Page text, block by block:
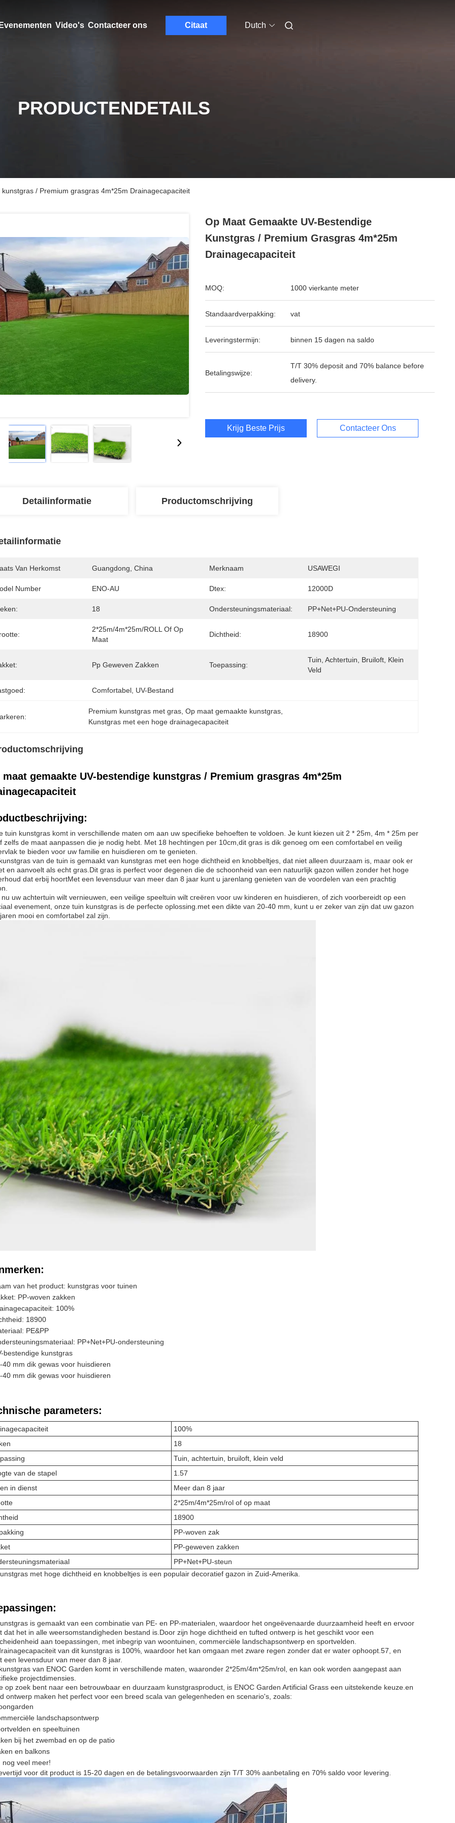
Video's Contacteer ons Citaat Dutch
PRODUCTENDETAILS
/ Premium grasgras 4m*25m Drainagecapaciteit
Op Maat Gemaakte UV-Bestendige
Kunstgras / Premium Grasgras 4m*25m
Drainagecapaciteit
MOQ: 1000 vierkante meter
Standaardverpakking: vat
Leveringstermijn: binnen 15 dagen na saldo
Betalingswijze:
T/T 30% deposit and 70% balance before
delivery.
Krijg Beste Prijs Contacteer Ons
Detailinformatie Productomschrijving
Van Herkomst Guangdong, China Merknaam USAWEGI
Number ENO-AU Dtex: 12000D
18 Ondersteuningsmateriaal: PP+Net+PU-Ondersteuning
2*25m/4m*25m/ROLL Of Op
Maat
Dichtheid: 18900
Pp Geweven Zakken Toepassing:
Tuin, Achtertuin, Bruiloft, Klein
Veld
Comfortabel, UV-Bestand
Premium kunstgras met gras , Op maat gemaakte kunstgras
Kunstgras met een hoge drainagecapaciteit
maat gemaakte UV-bestendige kunstgras / Premium grasgras 4m*25m
tuin kunstgras komt in verschillende maten om aan uw specifieke behoeften te voldoen. Je kunt kiezen uit 2 * 25m, 4m * 25m per
zelfs de maat aanpassen die je nodig hebt. Met 18 hechtingen per 10cm,dit gras is dik genoeg om een comfortabel en veilig
te bieden voor uw familie en huisdieren om te genieten.
van de tuin is gemaakt van kunstgras met een hoge dichtheid en knobbeltjes, dat niet alleen duurzaam is, maar ook er
en aanvoelt als echt gras.Dit gras is perfect voor degenen die de schoonheid van een natuurlijk gazon willen zonder het hoge
dat erbij hoortMet een levensduur van meer dan 8 jaar kunt u jarenlang genieten van de voordelen van een prachtig
uw achtertuin wilt vernieuwen, een veilige speeltuin wilt creëren voor uw kinderen en huisdieren, of zich voorbereidt op een
evenement, onze tuin kunstgras is de perfecte oplossing.met een dikte van 20-40 mm, kunt u er zeker van zijn dat uw gazon
mooi en comfortabel zal zijn.
van het product: kunstgras voor tuinen
PP-woven zakken
100%
18900
PE&PP
PP+Net+PU-ondersteuning
bestendige kunstgras
40 mm dik gewas voor huisdieren
40 mm dik gewas voor huisdieren
parameters:
100%
18
Tuin, achtertuin, bruiloft, klein veld
van de stapel
1.57
in dienst
Meer dan 8 jaar
2*25m/4m*25m/rol of op maat
18900
PP-woven zak
PP-geweven zakken
PP+Net+PU-steun
met hoge dichtheid en knobbeltjes is een populair decoratief gazon in Zuid-Amerika.
is gemaakt van een combinatie van PE- en PP-materialen, waardoor het ongeëvenaarde duurzaamheid heeft en ervoor
dat het in alle weersomstandigheden bestand is.Door zijn hoge dichtheid en tufted ontwerp is het geschikt voor een
aan toepassingen, met inbegrip van woontuinen, commerciële landschapsontwerp en sportvelden.
van dit kunstgras is 100%, waardoor het kan omgaan met zware regen zonder dat er water ophoopt.57, en
een levensduur van meer dan 8 jaar.
van ENOC Garden komt in verschillende maten, waaronder 2*25m/4m*25m/rol, en kan ook worden aangepast aan
projectdimensies.
op zoek bent naar een betrouwbaar en duurzaam kunstgrasproduct, is ENOC Garden Artificial Grass een uitstekende keuze.en
ontwerp maken het perfect voor een breed scala van gelegenheden en scenario's, zoals:
landschapsontwerp
en speeltuinen
bij het zwembad en op de patio
en balkons
nog veel meer!
voor dit product is 15-20 dagen en de betalingsvoorwaarden zijn T/T 30% aanbetaling en 70% saldo voor levering.